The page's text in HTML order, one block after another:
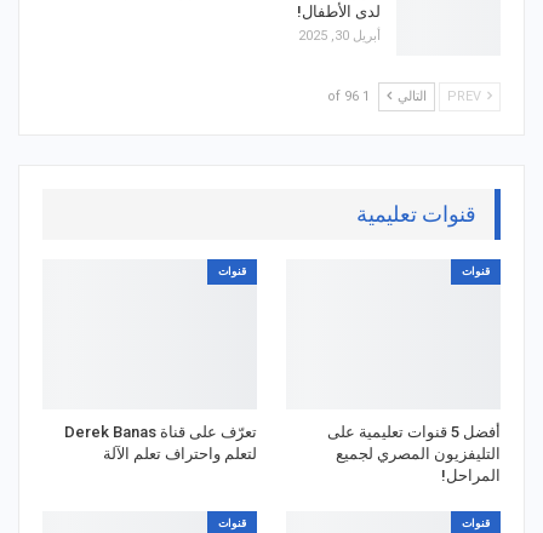
لدى الأطفال!
أبريل 30, 2025
التالي 1 of 96
قنوات تعليمية
قنوات
أفضل 5 قنوات تعليمية على
التليفزيون المصري لجميع
المراحل!
قنوات
تعرّف على قناة Derek Banas
لتعلم واحتراف تعلم الآلة
قنوات قنوات